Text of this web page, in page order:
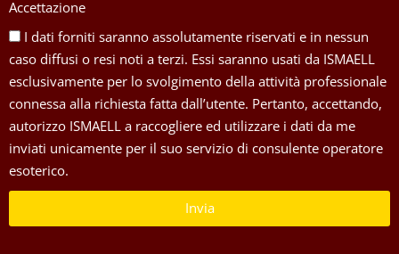
Accettazione
I dati forniti saranno assolutamente riservati e in nessun
caso diffusi o resi noti a terzi. Essi saranno usati da ISMAELL
esclusivamente per lo svolgimento della attività professionale
connessa alla richiesta fatta dall’utente. Pertanto, accettando,
autorizzo ISMAELL a raccogliere ed utilizzare i dati da me
inviati unicamente per il suo servizio di consulente operatore
esoterico.
Invia